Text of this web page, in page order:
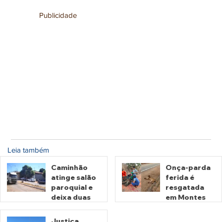
Publicidade
Leia também
Caminhão
atinge salão
paroquial e
deixa duas
mortas em
Onça-parda
ferida é
resgatada
em Montes